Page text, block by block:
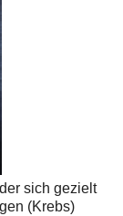
sich gezielt
(Krebs)